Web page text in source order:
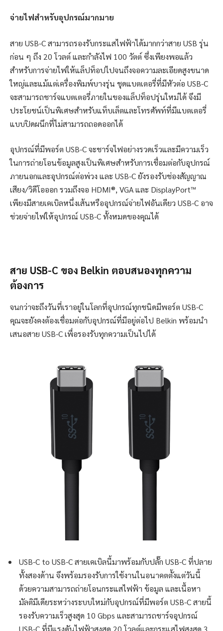
จ่ายไฟสำหรับอุปกรณ์มากมาย
สาย USB-C สามารถรองรับกระแสไฟฟ้าได้มากกว่าสาย USB รุ่น
ก่อน ๆ ถึง 20 โวลต์ และกำลังไฟ 100 วัตต์ ซึ่งเพียงพอแล้ว
สำหรับการจ่ายไฟให้แล็ปท็อปไปจนถึงจอความละเอียดสูงขนาด
ใหญ่และแม้แต่เครื่องพิมพ์บางรุ่น ชุดแบตเตอรี่ที่มีหัวต่อ USB-C
จะสามารถชาร์จแบตเตอรี่ภายในของแล็ปท็อปรุ่นใหม่ได้ จึงมี
ประโยชน์เป็นพิเศษสำหรับแท็บเล็ตและโทรศัพท์ที่มีแบตเตอรี่
แบบปิดผนึกที่ไม่สามารถถอดออกได้
อุปกรณ์ที่มีพอร์ต USB-C จะชาร์จไฟอย่างรวดเร็วและมีความเร็ว
ในการถ่ายโอนข้อมูลสูงเป็นพิเศษสำหรับการเชื่อมต่อกับอุปกรณ์
ภายนอกและอุปกรณ์ต่อพ่วง และ USB-C ยังรองรับช่องสัญญาณ
เสียง/วิดีโอออก รวมถึงจอ HDMI®, VGA และ DisplayPort™
เพียงมีสายเคเบิลหนึ่งเส้นหรืออุปกรณ์จ่ายไฟอันเดียว USB-C อาจ
ช่วยจ่ายไฟให้อุปกรณ์ USB-C ทั้งหมดของคุณได้
สาย USB-C ของ Belkin ตอบสนองทุกความ
ต้องการ
จนกว่าจะถึงวันที่เราอยู่ในโลกที่อุปกรณ์ทุกชนิดมีพอร์ต USB-C
คุณจะยังคงต้องเชื่อมต่อกับอุปกรณ์ที่มีอยู่ต่อไป Belkin พร้อมนำ
เสนอสาย USB-C เพื่อรองรับทุกความเป็นไปได้
USB-C to USB-C สายเคเบิลนี้มาพร้อมกับปลั๊ก USB-C ที่ปลาย
ทั้งสองด้าน จึงพร้อมรองรับการใช้งานในอนาคตตั้งแต่วันนี้
ด้วยความสามารถถ่ายโอนกระแสไฟฟ้า ข้อมูล และเนื้อหา
มัลติมีเดียระหว่างระบบใหม่กับอุปกรณ์ที่มีพอร์ต USB-C สายนี้
รองรับความเร็วสูงสุด 10 Gbps และสามารถชาร์จอุปกรณ์